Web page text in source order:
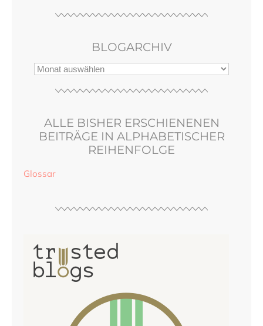
BLOGARCHIV
ALLE BISHER ERSCHIENENEN
BEITRÄGE IN ALPHABETISCHER
REIHENFOLGE
Glossar